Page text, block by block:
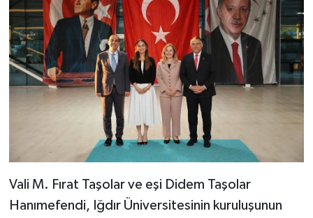
Vali M. Fırat Taşolar ve eşi Didem Taşolar
Hanımefendi, Iğdır Üniversitesinin kuruluşunun